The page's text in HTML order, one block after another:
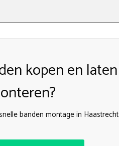
kopen en laten
banden montage in Haastrecht